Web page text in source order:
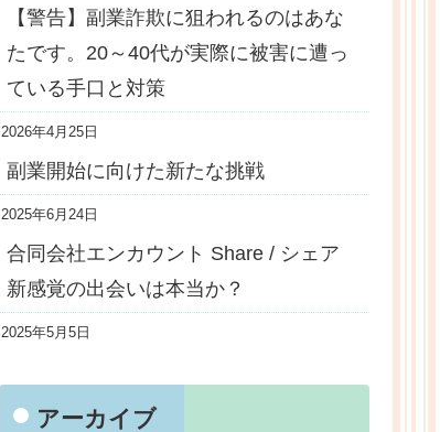
【警告】副業詐欺に狙われるのはあな
たです。20～40代が実際に被害に遭っ
ている手口と対策
2026年4月25日
副業開始に向けた新たな挑戦
2025年6月24日
合同会社エンカウント Share / シェア
新感覚の出会いは本当か？
2025年5月5日
アーカイブ